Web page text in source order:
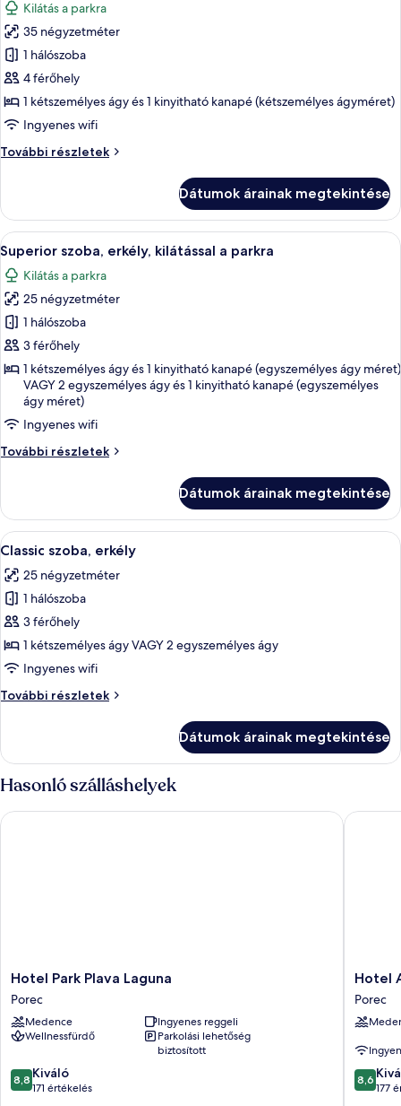
szoba
összes
képének
megtekintése:
Lakosztály,
erkély,
kilátással
a
Kilátás a parkra
35 négyzetméter
1 hálószoba
4 férőhely
1 kétszemélyes ágy és 1 kinyitható kanapé (kétszemélyes ágyméret)
Ingyenes wifi
További részletek
Lakosztály,
parkra
további
részletei
Dátumok árainak megtekintése
A
következő
szoba
összes
képének
megtekintése:
Superior
szoba,
erkély,
kilátással
a
Egy gondosan megterített ágy fehér
7
Superior szoba, erkély, kilátással a parkra
Kilátás a parkra
25 négyzetméter
1 hálószoba
3 férőhely
1 kétszemélyes ágy és 1 kinyitható kanapé (egyszemélyes ágy méret)
VAGY 2 egyszemélyes ágy és 1 kinyitható kanapé (egyszemélyes
ágy méret)
Ingyenes wifi
További részletek
Superior
a
parkra
további
Dátumok árainak megtekintése
A
következő
szoba
összes
képének
megtekintése:
Classic
erkély
Egy modern szállodai szoba,
8
Classic szoba, erkély
25 négyzetméter
1 hálószoba
3 férőhely
1 kétszemélyes ágy VAGY 2 egyszemélyes ágy
Ingyenes wifi
További részletek
Classic
részletei
Dátumok árainak megtekintése
Hasonló szálláshelyek
Hotel
Park
Plava
Laguna
Porec
Hotel Park Plava Laguna
Porec
Medence
Ingyenes reggeli
Wellnessfürdő
Parkolási lehetőség
biztosított
8.8
ennyiből:
8,8 Kiváló
171 értékelés
Hotel Park Plava Laguna
Hotel
Albatros
Plava
Laguna
Hotel
Porec
8.6
8,6
177
Hotel